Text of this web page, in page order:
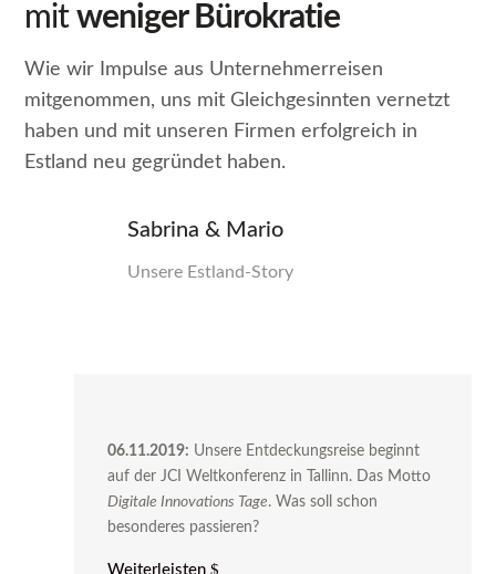
mitweniger Bürokratie
Wie wir Impulse aus Unternehmerreisen
mitgenommen, uns mit Gleichgesinnten vernetzt
haben und mit unseren Firmen erfolgreich in
Estland neu gegründet haben.
Sabrina & Mario
Unsere Estland-Story
06.11.2019: Unsere Entdeckungsreise beginnt
auf der JCI Weltkonferenz in Tallinn. Das Motto
Digitale Innovations Tage. Was soll schon
besonderes passieren?
Weiterleisten